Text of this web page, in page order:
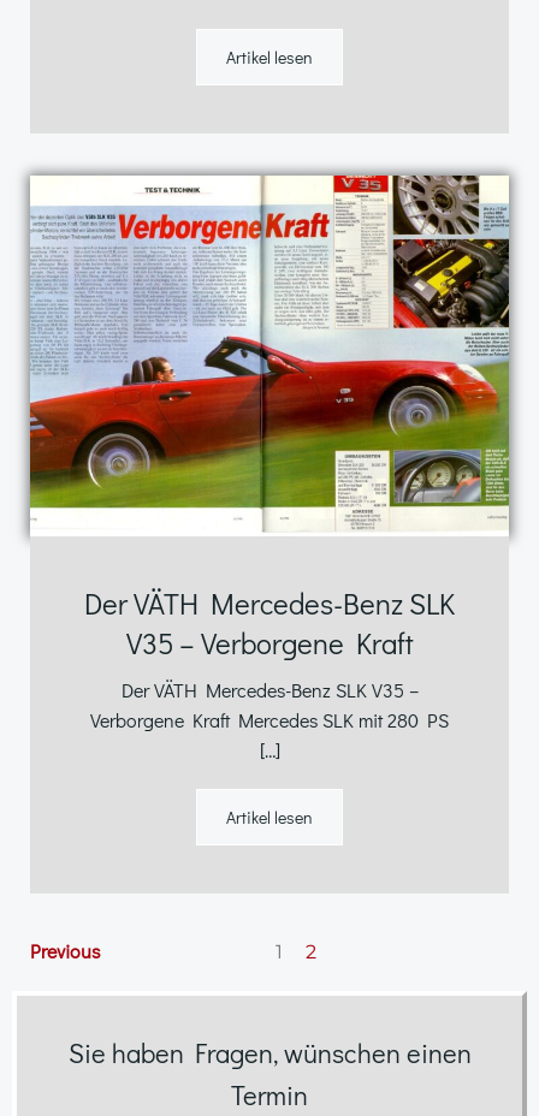
Artikel lesen
Der VÄTH Mercedes-Benz SLK
V35 – Verborgene Kraft
Der VÄTH Mercedes-Benz SLK V35 –
Verborgene Kraft Mercedes SLK mit 280 PS
[…]
Artikel lesen
Posts
navigation
Previous
navigation
Page
1 Page
2
Sie haben Fragen, wünschen einen
Termin